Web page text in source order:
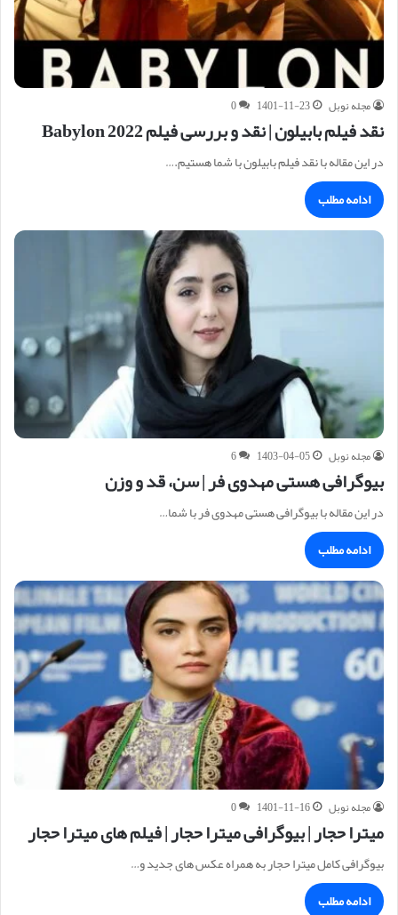
مجله نوبل 1401-11-23
0
نقد فیلم بابیلون | نقد و بررسی فیلم Babylon 2022
در این مقاله با نقد فیلم بابیلون با شما هستیم.…
ادامه مطلب
مجله نوبل 1403-04-05
6
بیوگرافی هستی مهدوی فر | سن، قد و وزن
در این مقاله با بیوگرافی هستی مهدوی فر با شما…
ادامه مطلب
مجله نوبل 1401-11-16
0
میترا حجار | بیوگرافی میترا حجار | فیلم های میترا حجار
بیوگرافی کامل میترا حجار به همراه عکس های جدید و…
ادامه مطلب